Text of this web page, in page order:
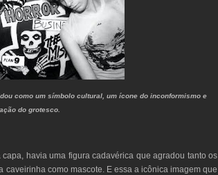
como um símbolo cultural, um ícone do inconformismo e
do grotesco.
havia uma figura cadavérica que agradou tanto os
como mascote. E essa a icônica imagem que